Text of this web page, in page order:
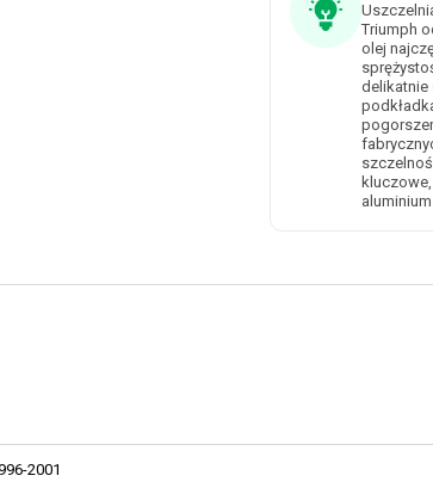
Triumph
olej
delikatnie
2001